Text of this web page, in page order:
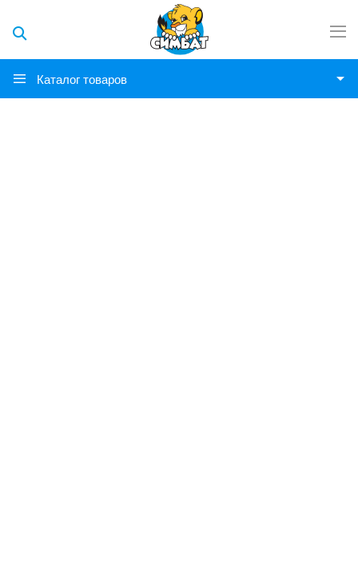
Каталог товаров